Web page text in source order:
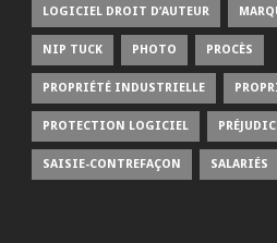
LOGICIEL DROIT D’AUTEUR
NIP TUCK PHOTO PROCÈS
PROPRIÉTÉ INDUSTRIELLE
PROTECTION LOGICIEL
SAISIE-CONTREFAÇON SALARIÉS